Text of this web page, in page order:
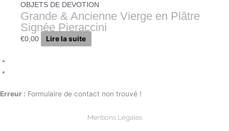
OBJETS DE DEVOTION
Grande & Ancienne Vierge en Plâtre
Signée Pieraccini
€0,00 Lire la suite
Erreur : Formulaire de contact non trouvé !
Mentions Légales